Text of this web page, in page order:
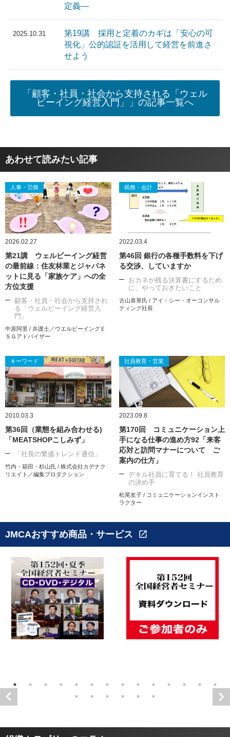
定義―
2025.10.31
第19講 採用と定着のカギは「安心の可
視化」公的認証を活用して経営を前進さ
せよう
「顧客・社員・社会から支持される「ウェル
ビーイング経営入門」」の記事一覧へ
あわせて読みたい記事
人事・労務
2026.02.27
第21講 ウェルビーイング経営
の最前線：住友林業とジャパネ
ットに見る「家族ケア」への全
方位支援
顧客・社員・社会から支持され
る「ウェルビーイング経営入
門」
中原阿里 / 弁護士／ウエルビーイングＥ
ＳＧアドバイザー
税務・会計
2022.03.4
第46回 銀行の各種手数料を下げ
る交渉、していますか
おカネが残る決算書にするため
に、やっておきたいこと
古山喜章氏 / アイ・シー・オーコンサル
ティング社長
キーワード
2010.03.3
第36回（業態を組み合わせる)
「MEATSHOPこしみず」
「社長の繁盛トレンド通信」
竹内・箱田・杉山氏 / 株式会社カデナク
リエイト／編集プロダクション
社員教育・営業
2023.09.8
第170回 コミュニケーション上
手になる仕事の進め方92「来客
応対と訪問マナーについて ご
案内の仕方」
デキル社員に育てる！ 社員教育
の決め手
松尾友子 / コミュニケーションインスト
ラクター
JMCAおすすめ商品・サービス open_in_new